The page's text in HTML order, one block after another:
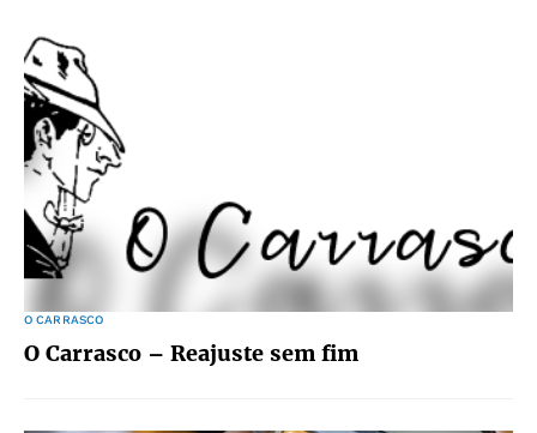
O CARRASCO
O Carrasco – Reajuste sem fim